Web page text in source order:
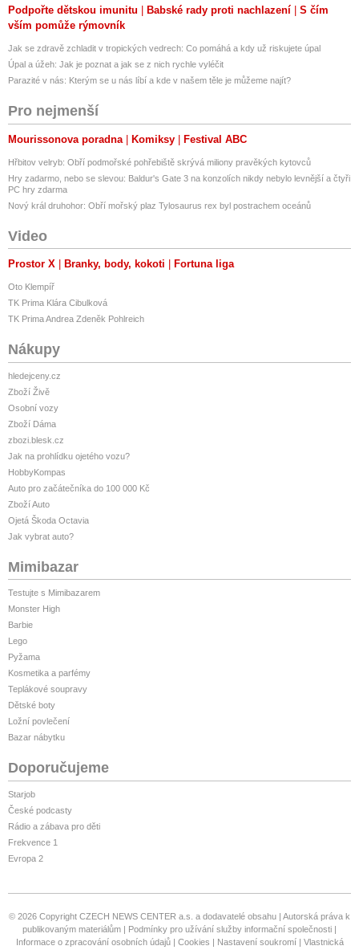
Podpořte dětskou imunitu Babské rady proti nachlazení
S čím
vším pomůže rýmovník
Jak se zdravě zchladit v tropických vedrech: Co pomáhá a kdy už riskujete úpal
Úpal a úžeh: Jak je poznat a jak se z nich rychle vyléčit
Parazité v nás: Kterým se u nás líbí a kde v našem těle je můžeme najít?
Pro nejmenší
Mourissonova poradna Komiksy Festival ABC
Hřbitov velryb: Obří podmořské pohřebiště skrývá miliony pravěkých kytovců
Hry zadarmo, nebo se slevou: Baldur's Gate 3 na konzolích nikdy nebylo levnější a čtyři
PC hry zdarma
Nový král druhohor: Obří mořský plaz Tylosaurus rex byl postrachem oceánů
Video
Prostor X Branky, body, kokoti Fortuna liga
Oto Klempíř
TK Prima Klára Cibulková
TK Prima Andrea Zdeněk Pohlreich
Nákupy
hledejceny.cz
Zboží Živě
Osobní vozy
Zboží Dáma
zbozi.blesk.cz
Jak na prohlídku ojetého vozu?
HobbyKompas
Auto pro začátečníka do 100 000 Kč
Zboží Auto
Ojetá Škoda Octavia
Jak vybrat auto?
Mimibazar
Testujte s Mimibazarem
Monster High
Barbie
Lego
Pyžama
Kosmetika a parfémy
Teplákové soupravy
Dětské boty
Ložní povlečení
Bazar nábytku
Doporučujeme
Starjob
České podcasty
Rádio a zábava pro děti
Frekvence 1
Evropa 2
© 2026 Copyright CZECH NEWS CENTER a.s. a dodavatelé obsahu
Autorská práva k
publikovaným materiálům
Podmínky pro užívání služby informační společnosti
Informace o zpracování osobních údajů
Cookies Nastavení soukromí
Vlastnická